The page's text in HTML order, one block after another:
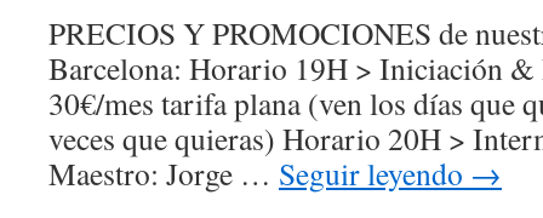
PRECIOS Y PROMOCIONES de
Barcelona: Horario 19H > Iniciación
30€/mes tarifa plana (ven los días que
veces que quieras) Horario 20H >
Maestro: Jorge … Seguir leyendo →